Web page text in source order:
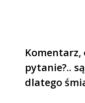
Komentarz,
pytanie?..
dlatego